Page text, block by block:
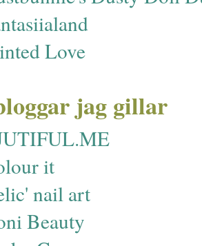
Love
jag gillar
it
nail art
Beauty